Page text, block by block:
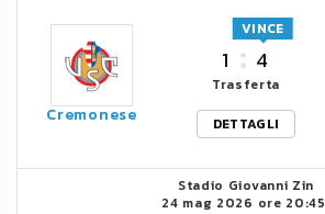
Cremonese
1 4
VINCE
Trasferta
DETTAGLI
Stadio Giovanni Zin
24 mag 2026 ore 20:45